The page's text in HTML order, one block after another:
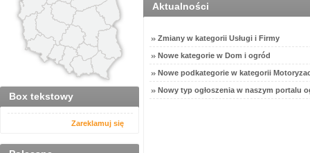
Box tekstowy
Zareklamuj się
Aktualności
Zmiany w kategorii Usługi i Firmy
Nowe kategorie w Dom i ogród
Nowe podkategorie w kategorii
Nowy typ ogłoszenia w naszym portalu